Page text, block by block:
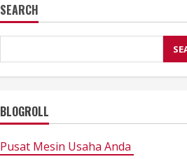
SEARCH
BLOGROLL
Pusat Mesin Usaha Anda